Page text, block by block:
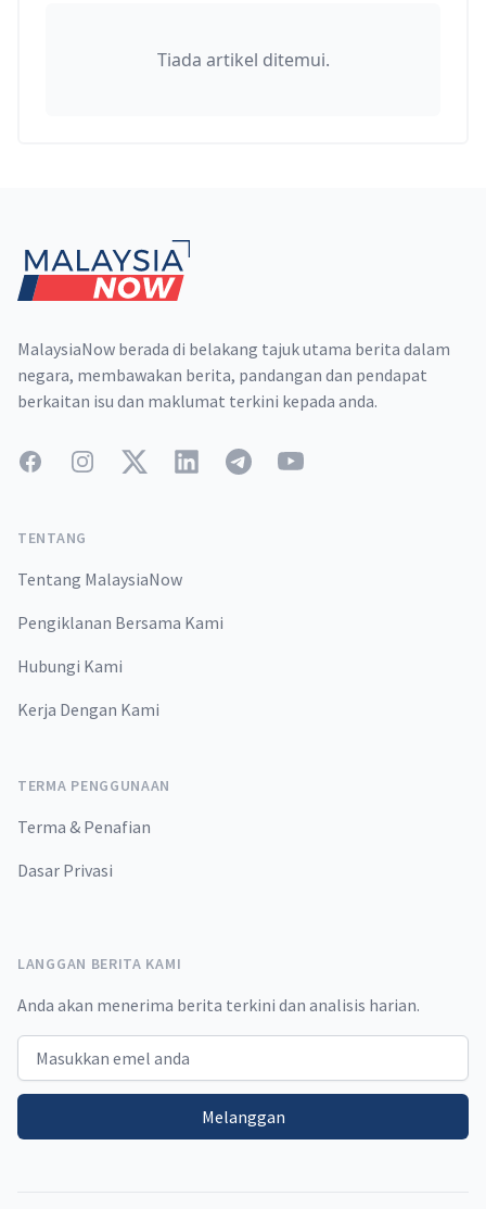
Tiada artikel ditemui.
MalaysiaNow berada di belakang tajuk utama berita dalam
negara, membawakan berita, pandangan dan pendapat
berkaitan isu dan maklumat terkini kepada anda.
FacebookInstagramTwitterLinkedInTelegramYouTube
TENTANG
Tentang MalaysiaNow
Pengiklanan Bersama Kami
Hubungi Kami
Kerja Dengan Kami
TERMA PENGGUNAAN
Terma & Penafian
Dasar Privasi
LANGGAN BERITA KAMI
Anda akan menerima berita terkini dan analisis harian.
Email address
Melanggan